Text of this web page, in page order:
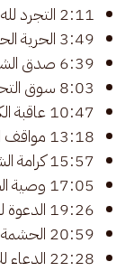
2:11 التجرد لله وإخلاص العبودية
3:49 الحرية الحقيقية في العبودية لله وحده
6:39 صدق الشيخ أبي بكر بن سالم
8:03 سوق التحرر من الأغيار وحقيقة لا إله إلا الله
10:47 عاقبة الكفر ونصرة الله للمؤمنين
13:18 مواقف العزة والثبات في غزوة أحد (أنس بن النضر)
15:57 كرامة الشهداء ورسائلهم
17:05 وصية الصحابي سعد بن الربيع
19:26 الدعوة للتمسك بالشرع والحذر من المخالفات
20:59 الحشمة والعفاف وغض البصر
22:28 الدعاء للأمة